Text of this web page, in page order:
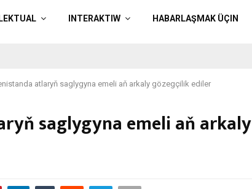
INTERAKTIW HABARLAŞMAK ÜÇIN
atlaryň saglygyna emeli aň arkaly gözegçilik ediler
saglygyna emeli aň arkaly